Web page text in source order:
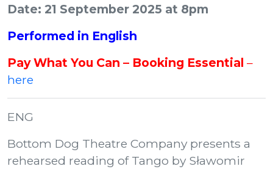
Date: 21 September 2025 at 8pm
Performed in English
Pay What You Can – Booking Essential –
here
ENG
Bottom Dog Theatre Company presents a
rehearsed reading of Tango by Sławomir